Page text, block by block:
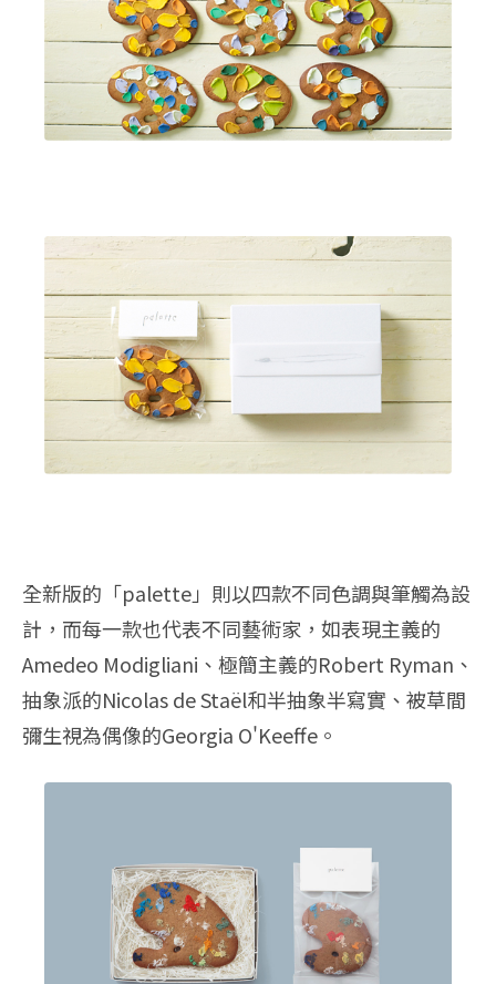
全新版的「palette」則以四款不同色調與筆觸為設
計，而每一款也代表不同藝術家，如表現主義的
Amedeo Modigliani、極簡主義的Robert Ryman、
抽象派的Nicolas de Staël和半抽象半寫實、被草間
彌生視為偶像的Georgia O'Keeffe。